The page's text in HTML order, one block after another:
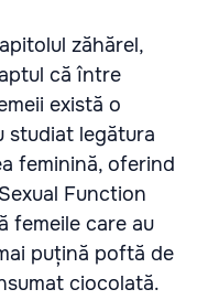
zăhărel,
că între
există o
studiat legătura
feminină, oferind
Function
femeile care au
puțină poftă de
ciocolată.